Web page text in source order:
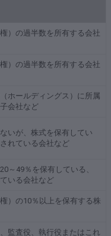
）の過半数を所有する会社
）の過半数を所有する会社
ホールディングス）に所属
会社など
いが、株式を保有してい
れている会社など
～49％を保有している、
いる会社など
）の10％以上を保有する株
監査役、執行役またはこれ